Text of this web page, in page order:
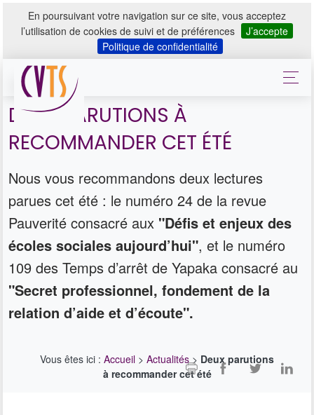
En poursuivant votre navigation sur ce site, vous acceptez
l’utilisation de cookies de suivi et de préférences
J’accepte
Politique de confidentialité
DEUX PARUTIONS À
RECOMMANDER CET ÉTÉ
Nous vous recommandons deux lectures
parues cet été : le numéro 24 de la revue
Pauverité consacré aux "Défis et enjeux des
écoles sociales aujourd’hui", et le numéro
109 des Temps d’arrêt de Yapaka consacré au
"Secret professionnel, fondement de la
relation d’aide et d’écoute".
Vous êtes ici : Accueil > Actualités> Deux parutions
à recommander cet été